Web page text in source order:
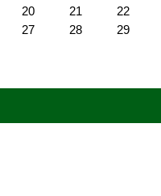
20 21
22
27 28
29